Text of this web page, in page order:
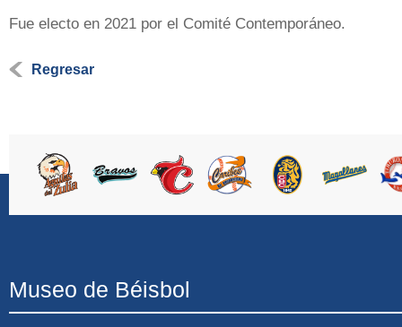
Fue electo en 2021 por el Comité Contemporáneo.
Regresar
Museo de Béisbol